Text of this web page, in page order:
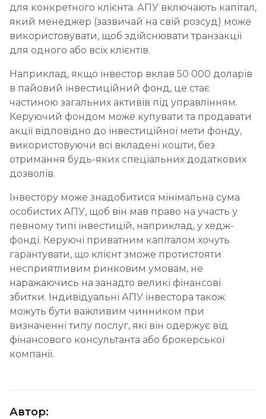
для конкретного клієнта. АПУ включають капітал,
який менеджер (зазвичай на свій розсуд) може
використовувати, щоб здійснювати транзакції
для одного або всіх клієнтів.
Наприклад, якщо інвестор вклав 50 000 доларів
в пайовий інвестиційний фонд, це стає
частиною загальних активів під управлінням.
Керуючий фондом може купувати та продавати
акції відповідно до інвестиційної мети фонду,
використовуючи всі вкладені кошти, без
отримання будь-яких спеціальних додаткових
дозволів.
Інвестору може знадобитися мінімальна сума
особистих АПУ, щоб він мав право на участь у
певному типі інвестицій, наприклад, у хедж-
фонді. Керуючі приватним капіталом хочуть
гарантувати, що клієнт зможе протистояти
несприятливим ринковим умовам, не
наражаючись на занадто великі фінансові
збитки. Індивідуальні АПУ інвестора також
можуть бути важливим чинником при
визначенні типу послуг, які він одержує від
фінансового консультанта або брокерської
компанії.
Автор: